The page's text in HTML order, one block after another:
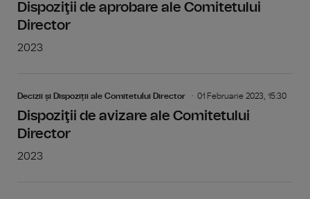
Dispoziţii de aprobare ale Comitetului
Director
2023
Decizii și Dispoziții ale Comitetului Director 01 Februarie 2023, 15:30
Dispoziţii de avizare ale Comitetului
Director
2023